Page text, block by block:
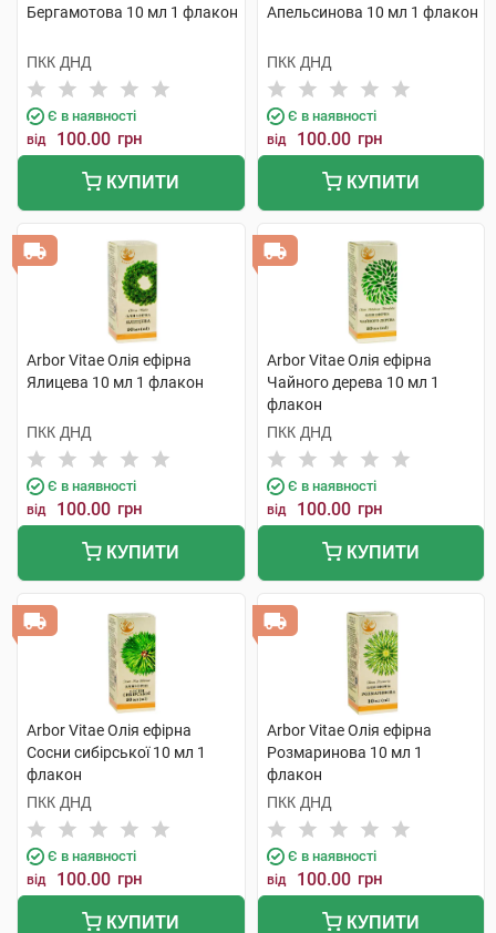
Бергамотова 10 мл 1 флакон
ПКК ДНД
Є в наявності
від 100.00 грн
КУПИТИ
Апельсинова 10 мл 1 флакон
ПКК ДНД
Є в наявності
від 100.00 грн
КУПИТИ
Arbor Vitae Олія ефірна
Ялицева 10 мл 1 флакон
ПКК ДНД
Є в наявності
від 100.00 грн
КУПИТИ
Arbor Vitae Олія ефірна
Чайного дерева 10 мл 1
флакон
ПКК ДНД
Є в наявності
від 100.00 грн
КУПИТИ
Arbor Vitae Олія ефірна
Сосни сибірської 10 мл 1
флакон
ПКК ДНД
Є в наявності
від 100.00 грн
КУПИТИ
Arbor Vitae Олія ефірна
Розмаринова 10 мл 1
флакон
ПКК ДНД
Є в наявності
від 100.00 грн
КУПИТИ